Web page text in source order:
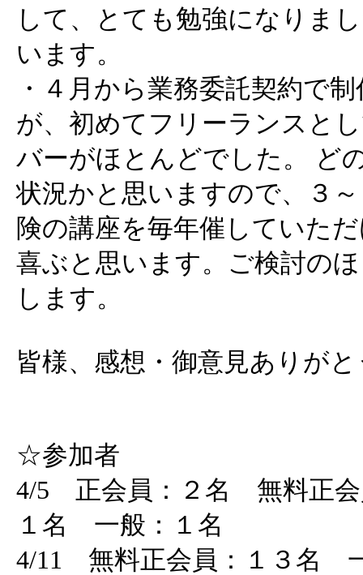
して、とても勉強になりま
います。
・４月から業務委託契約で
が、初めてフリーランスと
バーがほとんどでした。 ど
状況かと思いますので、３
険の講座を毎年催していた
喜ぶと思います。ご検討の
します。
皆様、感想・御意見ありが
☆参加者
4/5 正会員：２名 無料正
１名 一般：１名
4/11 無料正会員：１３名